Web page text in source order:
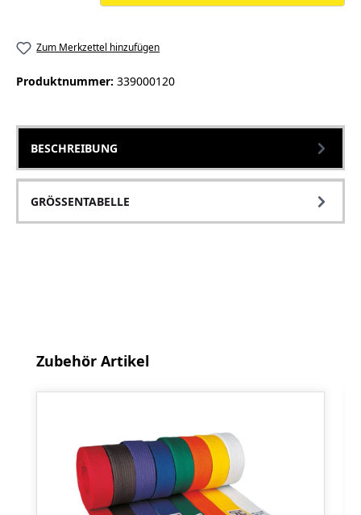
Zum Merkzettel hinzufügen
Produktnummer: 339000120
BESCHREIBUNG
GRÖSSENTABELLE
Produktgalerie überspringen
Zubehör Artikel